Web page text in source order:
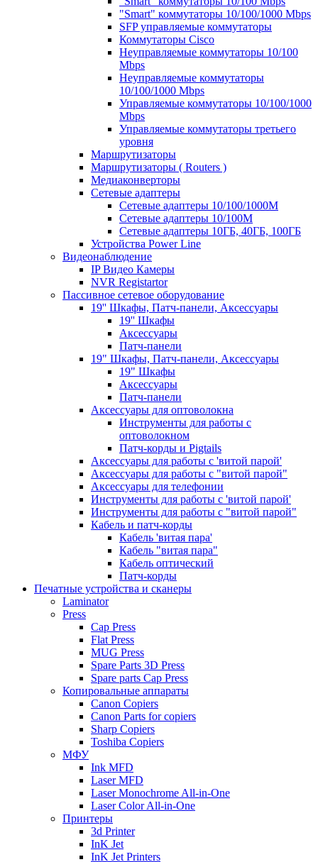
"Smart" коммутаторы 10/100/1000 Mbps
SFP управляемые коммутаторы
Коммутаторы Cisco
Неуправляемые коммутаторы 10/100
Mbps
Неуправляемые коммутаторы
10/100/1000 Mbps
Управляемые коммутаторы 10/100/1000
Mbps
Управляемые коммутаторы третьего
уровня
Маршрутизаторы
Маршрутизаторы ( Routers )
Медиаконверторы
Сетевые адаптеры
Сетевые адаптеры 10/100/1000М
Сетевые адаптеры 10/100M
Сетевые адаптеры 10ГБ, 40ГБ, 100ГБ
Устройства Power Line
Видеонаблюдение
IP Видео Камеры
NVR Registartor
Пассивное сетевое оборудование
19'' Шкафы, Патч-панели, Аксессуары
19'' Шкафы
Аксессуары
Патч-панели
19" Шкафы, Патч-панели, Аксессуары
19" Шкафы
Аксессуары
Патч-панели
Аксессуары для оптоволокна
Инструменты для работы с
оптоволокном
Патч-корды и Pigtails
Аксессуары для работы с 'витой парой'
Аксессуары для работы с "витой парой"
Аксессуары для телефонии
Инструменты для работы с 'витой парой'
Инструменты для работы с "витой парой"
Кабель и патч-корды
Кабель 'витая пара'
Кабель "витая пара"
Кабель оптический
Патч-корды
Печатные устройства и сканеры
Laminator
Press
Cap Press
Flat Press
MUG Press
Spare Parts 3D Press
Spare parts Cap Press
Копировальные аппараты
Canon Copiers
Canon Parts for copiers
Sharp Copiers
Toshiba Copiers
МФУ
Ink MFD
Laser MFD
Laser Monochrome All-in-One
Laser Color All-in-One
Принтеры
3d Printer
InK Jet
InK Jet Printers